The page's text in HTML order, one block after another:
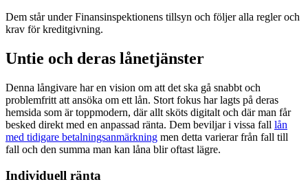
Dem står under Finansinspektionens tillsyn och följer alla regler och
krav för kreditgivning.
Untie och deras lånetjänster
Denna långivare har en vision om att det ska gå snabbt och
problemfritt att ansöka om ett lån. Stort fokus har lagts på deras
hemsida som är toppmodern, där allt sköts digitalt och där man får
besked direkt med en anpassad ränta. Dem beviljar i vissa fall lån
med tidigare betalningsanmärkning men detta varierar från fall till
fall och den summa man kan låna blir oftast lägre.
Individuell ränta